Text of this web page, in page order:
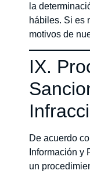
la
hábiles. Si es
motivos de
IX.
De acuerdo
Información y
un